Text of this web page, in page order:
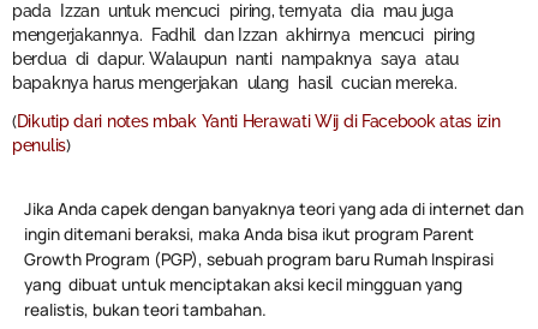
pada Izzan untuk mencuci piring, ternyata dia mau juga
mengerjakannya. Fadhil dan Izzan akhirnya mencuci piring
berdua di dapur. Walaupun nanti nampaknya saya atau
bapaknya harus mengerjakan ulang hasil cucian mereka.
(Dikutip dari notes mbak Yanti Herawati Wij di Facebook atas izin
penulis)
Jika Anda capek dengan banyaknya teori yang ada di internet dan
ingin ditemani beraksi, maka Anda bisa ikut program Parent
Growth Program (PGP), sebuah program baru Rumah Inspirasi
yang dibuat untuk menciptakan aksi kecil mingguan yang
realistis, bukan teori tambahan.